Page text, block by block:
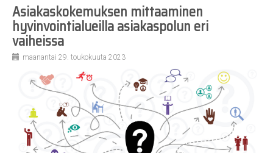
Asiakaskokemuksen mittaaminen
hyvinvointialueilla asiakaspolun eri
vaiheissa
maanantai 29. toukokuuta 2023